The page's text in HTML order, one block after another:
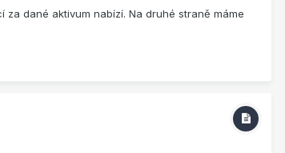
dané aktivum nabízí. Na druhé straně máme